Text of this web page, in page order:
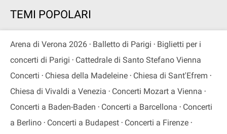
TEMI POPOLARI
Arena di Verona 2026 Balletto di Parigi
Biglietti per i
concerti di Parigi
Cattedrale di Santo Stefano Vienna
Concerti
Chiesa della Madeleine
Chiesa di Sant'Efrem
Chiesa di Vivaldi a Venezia
Concerti Mozart a Vienna
Concerti a Baden-Baden
Concerti a Barcellona
Concerti
a Berlino
Concerti a Budapest
Concerti a Firenze